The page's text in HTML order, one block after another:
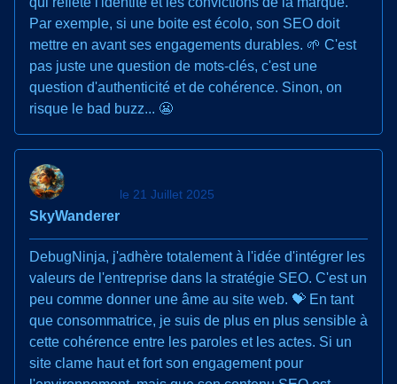
Par exemple, si une boite est écolo, son SEO doit
mettre en avant ses engagements durables. 🌱 C'est
pas juste une question de mots-clés, c'est une
question d'authenticité et de cohérence. Sinon, on
risque le bad buzz... 😬
SkyWanderer
le 21 Juillet 2025
DebugNinja, j'adhère totalement à l'idée d'intégrer les
valeurs de l'entreprise dans la stratégie SEO. C'est un
peu comme donner une âme au site web. 💝 En tant
que consommatrice, je suis de plus en plus sensible à
cette cohérence entre les paroles et les actes. Si un
site clame haut et fort son engagement pour